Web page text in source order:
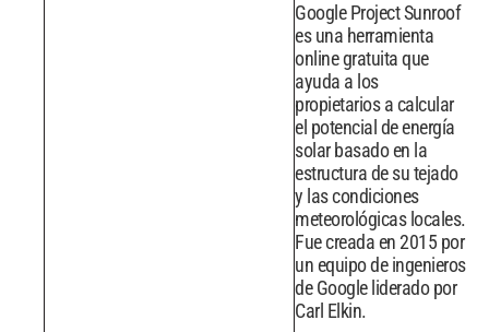
Google Project Sunroof
es una herramienta
online gratuita que
ayuda a los
propietarios a calcular
el potencial de energía
solar basado en la
estructura de su tejado
y las condiciones
meteorológicas locales.
Fue creada en 2015 por
un equipo de ingenieros
de Google liderado por
Carl Elkin.